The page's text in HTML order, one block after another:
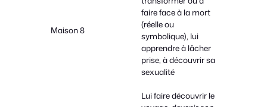
Maison 8
faire face à la mort
(réelle ou
symbolique), lui
apprendre à lâcher
prise, à découvrir sa
sexualité
Lui faire découvrir le